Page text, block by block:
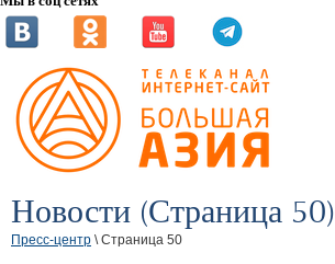
Новости (Страница 50)
Пресс-центр \ Страница 50